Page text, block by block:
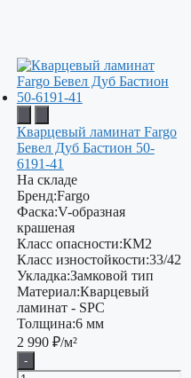
Кварцевый ламинат Fargo
Бевел Дуб Бастион 50-
6191-41
На складе
Бренд:Fargo
Фаска:V-образная
крашеная
Класс опасности:КМ2
Класс изностойкости:33/42
Укладка:Замковой тип
Материал:Кварцевый
ламинат - SPC
Толщина:6 мм
2 990 ₽/м²
-